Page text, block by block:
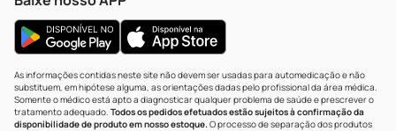
As informações contidas neste site não devem ser usadas para automedicação e não
substituem, em hipótese alguma, as orientações dadas pelo profissional da área médica.
Somente o médico está apto a diagnosticar qualquer problema de saúde e prescrever o
tratamento adequado. Todos os pedidos efetuados estão sujeitos à confirmação da
disponibilidade de produto em nosso estoque.O processo de separação dos produtos